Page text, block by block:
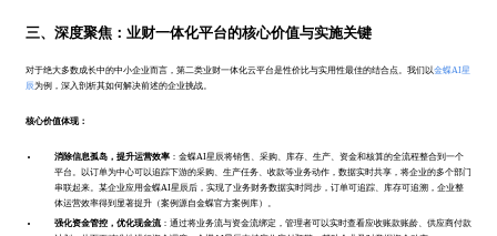
三、深度聚焦：业财一体化平台的核心价值与实施关键
对于绝大多数成长中的中小企业而言，第二类业财一体化云平台是性价比与实用性最佳的结合点。我们以金蝶AI星
辰为例，深入剖析其如何解决前述的企业挑战。
核心价值体现：
消除信息孤岛，提升运营效率：金蝶AI星辰将销售、采购、库存、生产、资金和核算的全流程整合到一个
平台。以订单为中心可以追踪下游的采购、生产任务、收款等业务动作，数据实时共享，将企业的多个部门
串联起来。某企业应用金蝶AI星辰后，实现了业务财务数据实时同步，订单可追踪、库存可追溯，企业整
体运营效率得到显著提升（案例源自金蝶官方案例库）。
强化资金管控，优化现金流：通过将业务流与资金流绑定，管理者可以实时查看应收账款账龄、供应商付款